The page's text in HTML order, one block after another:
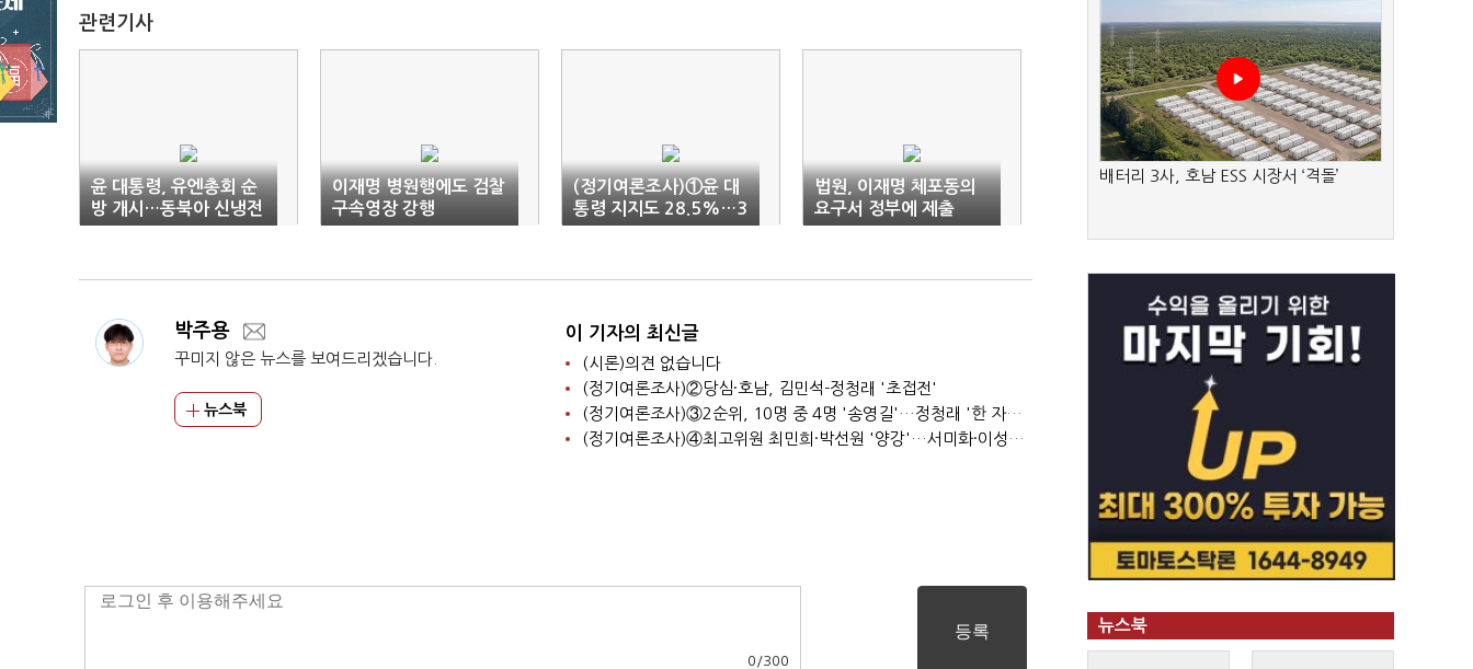
관련기사
윤 대통령, 유엔총회 순
방 개시…동북아 신냉전
분수령
이재명 병원행에도 검찰
구속영장 강행
(정기여론조사)①윤 대
통령 지지도 28.5%…3
0% 붕괴(종합)
법원, 이재명 체포동의
요구서 정부에 제출
박주용
꾸미지 않은 뉴스를 보여드리겠습니다.
뉴스북
이 기자의 최신글
(시론)의견 없습니다
(정기여론조사)②당심·호남, 김민석-정청래 '초접전'
(정기여론조사)③2순위, 10명 중 4명 '송영길'…정청래 '한 자릿수'
(정기여론조사)④최고위원 최민희·박선원 '양강'…서미화·이성윤·임미애 뒤이어
0 /300
배터리 3사, 호남 ESS 시장서 ‘격돌’
뉴스북